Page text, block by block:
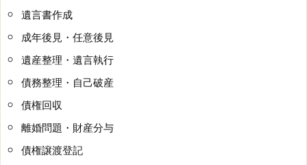
遺言書作成
成年後見・任意後見
遺産整理・遺言執行
債務整理・自己破産
債権回収
離婚問題・財産分与
債権譲渡登記